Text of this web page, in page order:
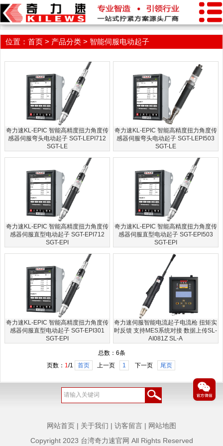
产品分类
位置： 首页 > 产品分类 > 智能伺服电动起子
奇力速KL-EPIC 智能高精度扭力角度传
感器伺服弯头电动起子 SGT-LEPI712
SGT-LE
奇力速KL-EPIC 智能高精度扭力角度传
感器伺服弯头电动起子 SGT-LEPI503
SGT-LE
奇力速KL-EPIC 智能高精度扭力角度传
感器伺服直型电动起子 SGT-EPI712
SGT-EPI
奇力速KL-EPIC 智能高精度扭力角度传
感器伺服直型电动起子 SGT-EPI503
SGT-EPI
奇力速KL-EPIC 智能高精度扭力角度传
感器伺服直型电动起子 SGT-EPI301
SGT-EPI
奇力速伺服智能电流起子电流枪 扭矩实
时反馈 支持MES系统对接 数据上传SL-
AI081Z SL-A
总数：6条
页数： 1/1 首页 上一页 1 下一页 尾页
网站首页 | 关于我们 | 访客留言 | 网站地图
Copyright 2023 台湾奇力速官网 All Rights Reserved